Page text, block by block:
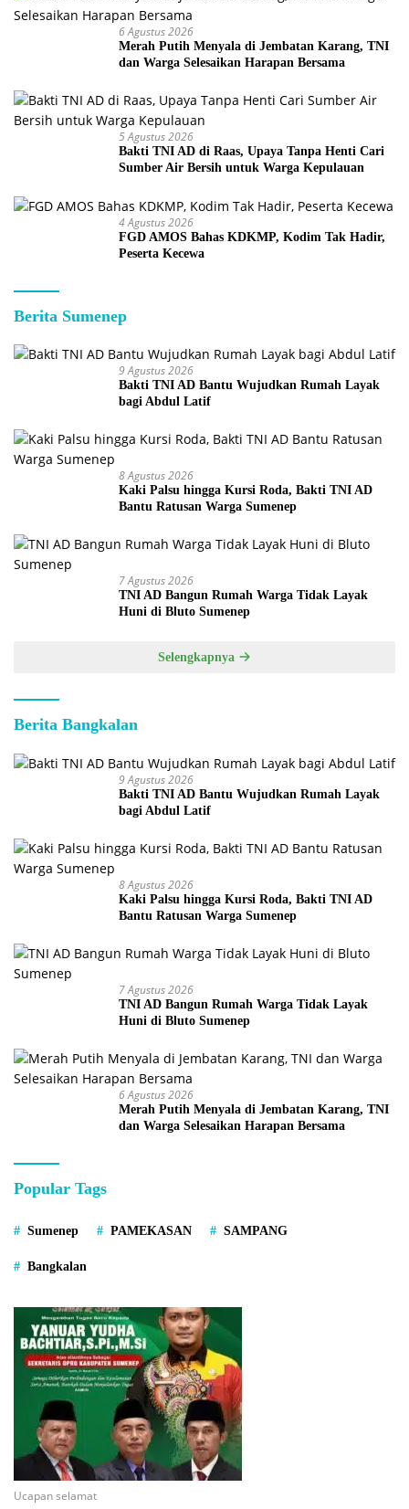
6 Agustus 2026
Merah Putih Menyala di Jembatan Karang, TNI
dan Warga Selesaikan Harapan Bersama
5 Agustus 2026
Bakti TNI AD di Raas, Upaya Tanpa Henti Cari
Sumber Air Bersih untuk Warga Kepulauan
4 Agustus 2026
FGD AMOS Bahas KDKMP, Kodim Tak Hadir,
Peserta Kecewa
Berita Sumenep
9 Agustus 2026
Bakti TNI AD Bantu Wujudkan Rumah Layak
bagi Abdul Latif
8 Agustus 2026
Kaki Palsu hingga Kursi Roda, Bakti TNI AD
Bantu Ratusan Warga Sumenep
7 Agustus 2026
TNI AD Bangun Rumah Warga Tidak Layak
Huni di Bluto Sumenep
Selengkapnya
Berita Bangkalan
9 Agustus 2026
Bakti TNI AD Bantu Wujudkan Rumah Layak
bagi Abdul Latif
8 Agustus 2026
Kaki Palsu hingga Kursi Roda, Bakti TNI AD
Bantu Ratusan Warga Sumenep
7 Agustus 2026
TNI AD Bangun Rumah Warga Tidak Layak
Huni di Bluto Sumenep
6 Agustus 2026
Merah Putih Menyala di Jembatan Karang, TNI
dan Warga Selesaikan Harapan Bersama
Popular Tags
Sumenep PAMEKASAN SAMPANG
Bangkalan
Ucapan selamat